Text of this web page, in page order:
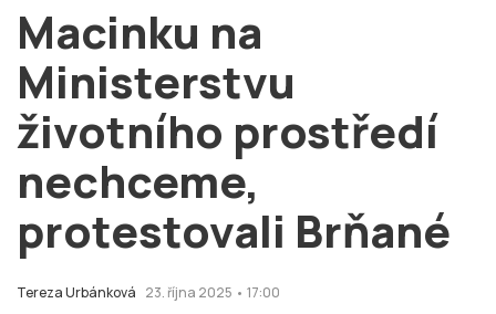
# Brno
# volby
login PŘIHLÁSIT SE
Zapomněli jste heslo?
Macinku na
Ministerstvu
životního prostředí
nechceme,
protestovali Brňané
Tereza Urbánková 23. října 2025 • 17:00